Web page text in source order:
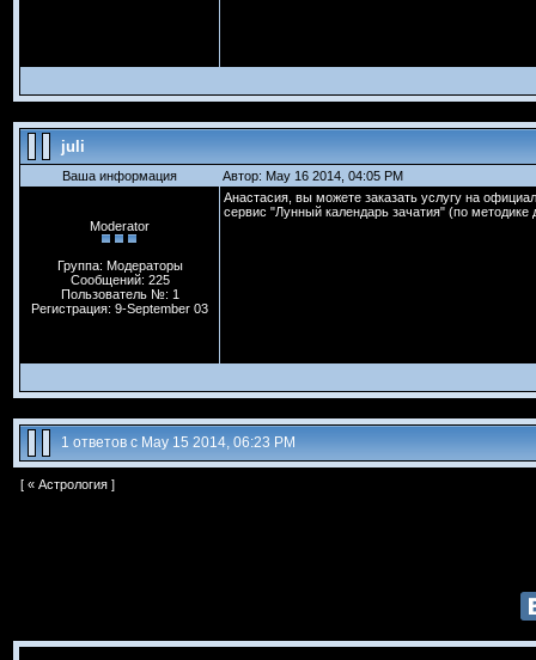
juli
Ваша информация Автор: May 16 2014, 04:05 PM
Moderator
Группа: Модераторы
Сообщений: 225
Пользователь №: 1
Регистрация: 9-September 03
Анастасия, вы можете заказать услугу на
сервис "Лунный календарь зачатия" (по
1 ответов с May 15 2014, 06:23 PM
[ « Астрология ]